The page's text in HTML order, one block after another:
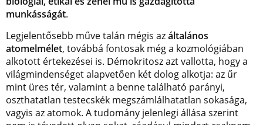
munkásságát.
Legjelentősebb műve talán mégis azáltalános
atomelmélet, továbbá fontosak még a kozmológiában
alkotott értekezései is. Démokritosz azt vallotta, hogy a
világmindenséget alapvetően két dolog alkotja: az űr
mint üres tér, valamint a benne található parányi,
oszthatatlan testecskék megszámlálhatatlan sokasága,
vagyis az atomok. A tudomány jelenlegi állása szerint